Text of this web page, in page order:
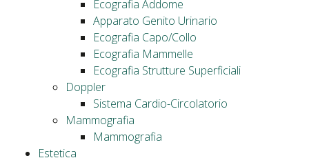
Ecografia Addome
Apparato Genito Urinario
Ecografia Capo/Collo
Ecografia Mammelle
Ecografia Strutture Superficiali
Doppler
Sistema Cardio-Circolatorio
Mammografia
Mammografia
Estetica